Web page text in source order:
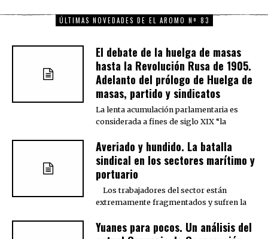
ÚLTIMAS NOVEDADES DE EL AROMO Nº 83
El debate de la huelga de masas
hasta la Revolución Rusa de 1905.
Adelanto del prólogo de Huelga de
masas, partido y sindicatos
La lenta acumulación parlamentaria es
considerada a fines de siglo XIX “la
Averiado y hundido. La batalla
sindical en los sectores marítimo y
portuario
Los trabajadores del sector están
extremamente fragmentados y sufren la
Yuanes para pocos. Un análisis del